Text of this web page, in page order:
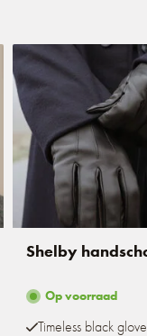
Shelby
Op voorraad
Timeless black